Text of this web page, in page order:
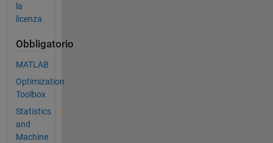
la
licenza
Obbligatorio
MATLAB
Optimization
Toolbox
Statistics
and
Machine